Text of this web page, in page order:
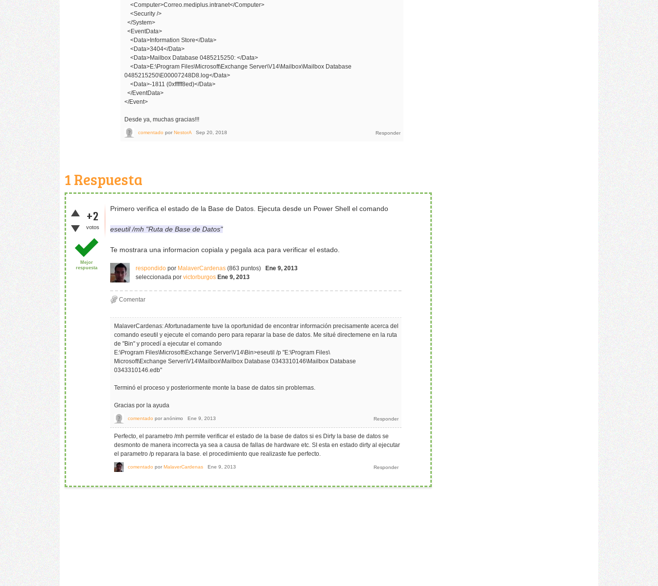
<Computer>Correo.mediplus.intranet</Computer>
<Security />
</System>
<EventData>
<Data>Information Store</Data>
<Data>3404</Data>
<Data>Mailbox Database 0485215250: </Data>
<Data>E:\Program Files\Microsoft\Exchange Server\V14\Mailbox\Mailbox Database
0485215250\E00007248D8.log</Data>
<Data>-1811 (0xfffff8ed)</Data>
</EventData>
</Event>
Desde ya, muchas gracias!!!
comentado por NestorA Sep 20, 2018
1 Respuesta
+2
votos
Mejor
respuesta
Primero verifica el estado de la Base de Datos. Ejecuta desde un Power Shell el comando
eseutil /mh "Ruta de Base de Datos"
Te mostrara una informacion copiala y pegala aca para verificar el estado.
respondido por MalaverCardenas (863 puntos)
Ene 9, 2013
seleccionada por victorburgos Ene 9, 2013
MalaverCardenas: Afortunadamente tuve la oportunidad de encontrar información precisamente acerca del
comando eseutil y ejecute el comando pero para reparar la base de datos. Me situé directemene en la ruta
de "Bin" y procedí a ejecutar el comando
E:\Program Files\Microsoft\Exchange Server\V14\Bin>eseutil /p "E:\Program Files\
Microsoft\Exchange Server\V14\Mailbox\Mailbox Database 0343310146\Mailbox Database
0343310146.edb"
Terminó el proceso y posteriormente monte la base de datos sin problemas.
Gracias por la ayuda
comentado por anónimo Ene 9, 2013
Perfecto, el parametro /mh permite verificar el estado de la base de datos si es Dirty la base de datos se
desmonto de manera incorrecta ya sea a causa de fallas de hardware etc. SI esta en estado dirty al ejecutar
el parametro /p reparara la base. el procedimiento que realizaste fue perfecto.
comentado por MalaverCardenas Ene 9, 2013